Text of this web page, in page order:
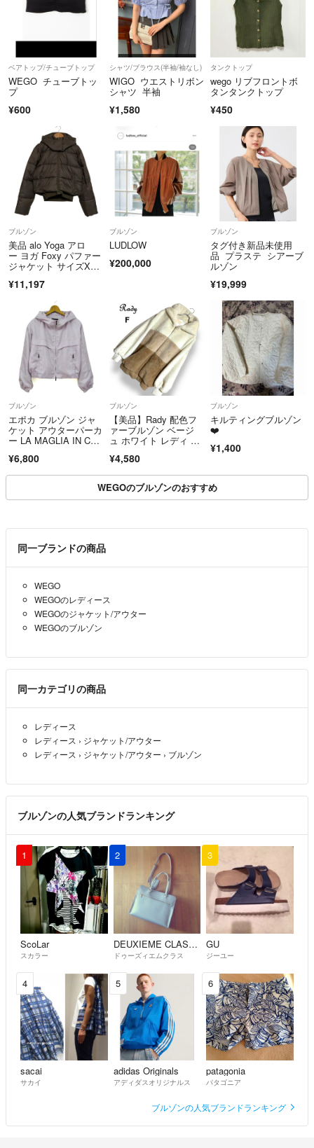
ベアトップ/チューブトップ
WEGO チューブトッ
プ
¥600
シャツ/ブラウス(半袖/袖なし)
WIGO ウエストリボン
シャツ 半袖
¥1,580
タンクトップ
wego リブフロントボ
タンタンクトップ
¥450
ブルゾン
美品 alo Yoga アロ
ー ヨガ Foxy パファー
ジャケット サイズX
ス 古着 中古 USED
¥11,197
ブルゾン
LUDLOW
¥200,000
ブルゾン
タグ付き新品未使用
品 プラステ シアーブ
ルゾン
¥19,999
ブルゾン
エポカ ブルゾン ジャ
ケット アウターパーカ
ー LA MAGLIA IN CAS
ズ パープル EPOCA
¥6,800
ブルゾン
【美品】Rady 配色フ
ァーブルゾン ベージ
ュ ホワイト レディ フ
ー ゆったり もこも
こ レディース【F】
¥4,580
ブルゾン
キルティングブルゾン
❤️
¥1,400
WEGOのブルゾンのおすすめ
同一ブランドの商品
WEGO
WEGOのレディース
WEGOのジャケット/アウター
WEGOのブルゾン
同一カテゴリの商品
レディース
レディース › ジャケット/アウター
レディース › ジャケット/アウター › ブルゾン
ブルゾンの人気ブランドランキング
1
ScoLar
スカラー
2
DEUXIEME CLASSE
ドゥーズィエムクラス
3
GU
ジーユー
4
sacai
サカイ
5
adidas Originals
アディダスオリジナルス
6
patagonia
パタゴニア
ブルゾンの人気ブランドランキング